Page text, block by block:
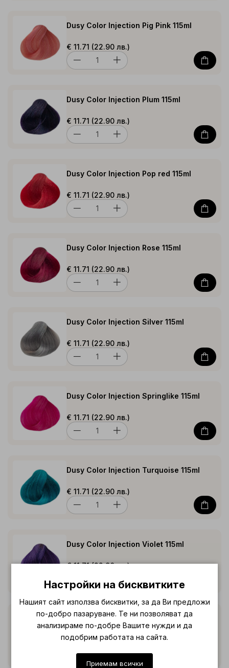
Dusy Color Injection Pig Pink 115ml
€ 11.71 (22.90 лв.)
Dusy Color Injection Plum 115ml
€ 11.71 (22.90 лв.)
Dusy Color Injection Pop red 115ml
€ 11.71 (22.90 лв.)
Dusy Color Injection Rose 115ml
€ 11.71 (22.90 лв.)
Dusy Color Injection Silver 115ml
€ 11.71 (22.90 лв.)
Dusy Color Injection Springlike 115ml
€ 11.71 (22.90 лв.)
Dusy Color Injection Turquoise 115ml
€ 11.71 (22.90 лв.)
Dusy Color Injection Violet 115ml
€ 11.71 (22.90 лв.)
Dusy Color Injection White 115ml
€ 11.71 (22.90 лв.)
Настройки на бисквитките
Нашият сайт използва бисквитки, за да Ви предложи
по-добро пазаруване. Те ни позволяват да
анализираме по-добре Вашите нужди и да
подобрим работата на сайта.
Приемам всички